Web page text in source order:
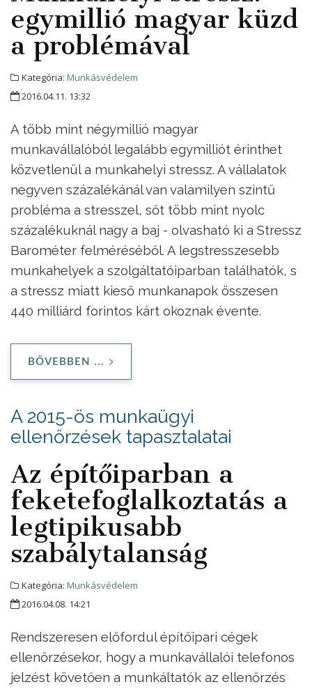
egymillió magyar küzd
a problémával
Kategória: Munkásvédelem
2016.04.11. 13:32
A több mint négymillió magyar
munkavállalóból legalább egymilliót érinthet
közvetlenül a munkahelyi stressz. A vállalatok
negyven százalékánál van valamilyen szintű
probléma a stresszel, sőt több mint nyolc
százalékuknál nagy a baj - olvasható ki a Stressz
Barométer felméréséből. A legstresszesebb
munkahelyek a szolgáltatóiparban találhatók, s
a stressz miatt kieső munkanapok összesen
440 milliárd forintos kárt okoznak évente.
BŐVEBBEN ...
A 2015-ös munkaügyi
ellenőrzések tapasztalatai
Az építőiparban a
feketefoglalkoztatás a
legtipikusabb
szabálytalanság
Kategória: Munkásvédelem
2016.04.08. 14:21
Rendszeresen előfordul építőipari cégek
ellenőrzésekor, hogy a munkavállalói telefonos
jelzést követően a munkáltatók az ellenőrzés